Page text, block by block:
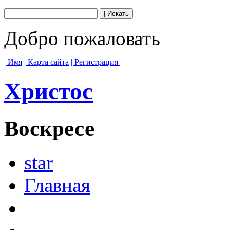
Добро пожаловать
| Имя | Карта сайта | Регистрация |
Христос
Воскресе
star
Главная